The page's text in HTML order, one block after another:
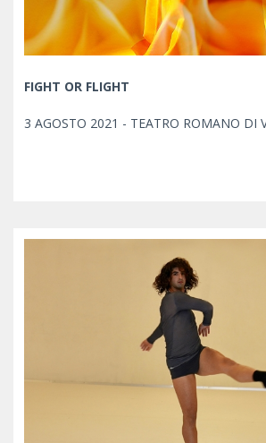
FIGHT OR FLIGHT
3 AGOSTO 2021 - TEATRO ROMANO DI